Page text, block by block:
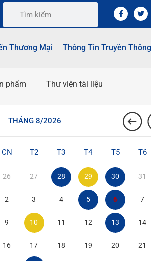
Thương Mại Thông Tin Truyền Thông
phẩm Thư viện tài liệu
THÁNG 8/2026
CN T2 T3 T4 T5 T6
26 27 28 29 30 31
2 3 4 5 6 7
9 10 11 12 13 14
16 17 18 19 20 21